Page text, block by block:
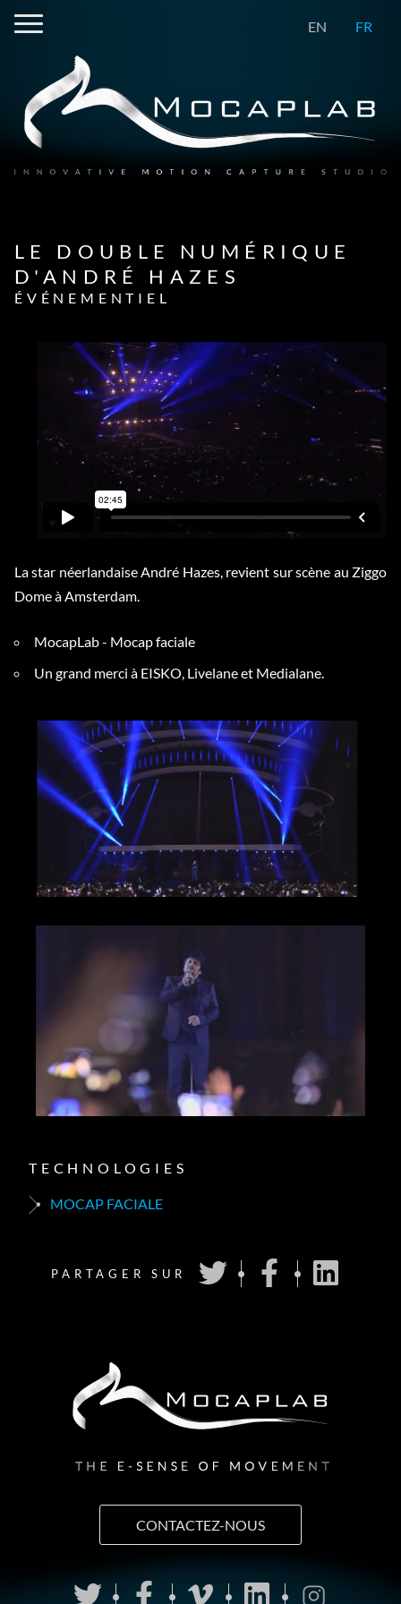
EN FR
LE DOUBLE NUMÉRIQUE
D'ANDRÉ HAZES
ÉVÉNEMENTIEL
La star néerlandaise André Hazes, revient sur scène au Ziggo
Dome à Amsterdam.
MocapLab - Mocap faciale
Un grand merci à EISKO, Livelane et Medialane.
TECHNOLOGIES
MOCAP FACIALE
PARTAGER SUR
CONTACTEZ-NOUS